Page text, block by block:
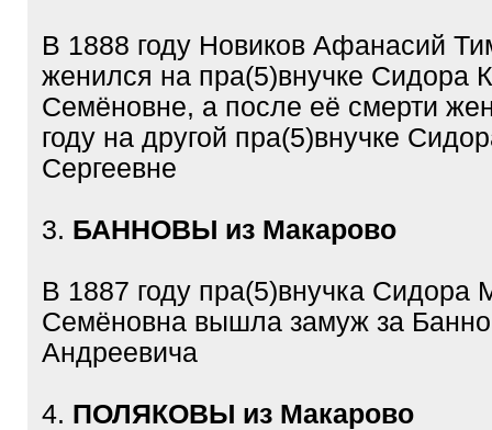
В 1888 году Новиков Афанасий
женился на пра(5)внучке Сидора
Семёновне, а после её смерти
году на другой пра(5)внучке
Сергеевне
3. БАННОВЫ из Макарово
В 1887 году пра(5)внучка Сидора
Семёновна вышла замуж за
Андреевича
4. ПОЛЯКОВЫ из Макарово